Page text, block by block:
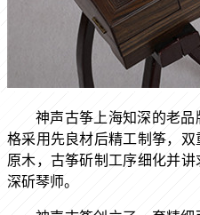
神声古筝上海知深的老
格采用先良材后精工制筝，
原木，古筝斫制工序细化并
深斫琴师。